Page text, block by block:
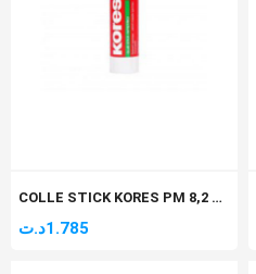
COLLE STICK KORES PM 8,2 GR
1.785د.ت